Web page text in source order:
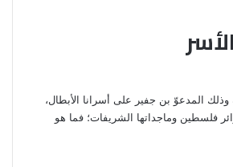
وذلك المدعوّ بن جفير على أسرانا الأبطال،
فلسطين وماجداتها الشريفات؛ فما هو